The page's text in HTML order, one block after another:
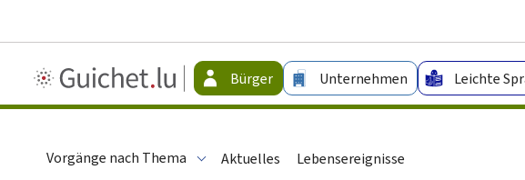
Guichet.lu
-
Bürger Unternehmen Leichte
Vorgänge nach Thema Aktuelles Lebensereignisse